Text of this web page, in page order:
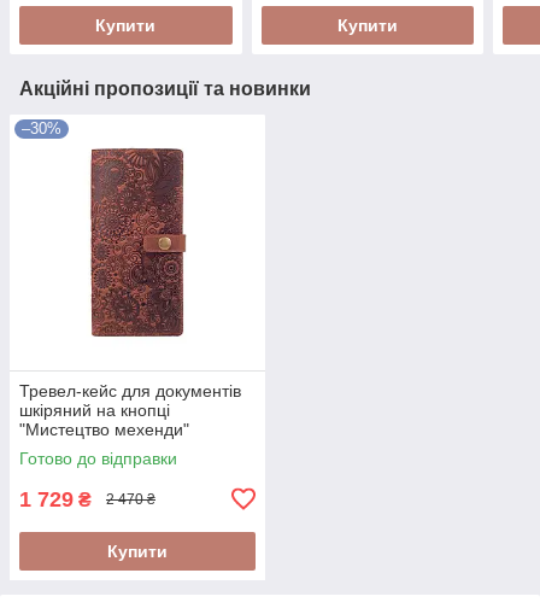
Купити Купити
Акційні пропозиції та новинки
–30%
Тревел-кейс для документів
шкіряний на кнопці
"Мистецтво мехенди"
Готово до відправки
1 729 ₴ 2 470 ₴
Купити